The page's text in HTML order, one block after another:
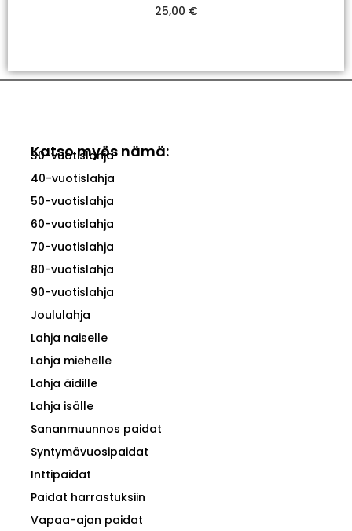
25,00 €
Katso myös nämä:
30-vuotislahja
40-vuotislahja
50-vuotislahja
60-vuotislahja
70-vuotislahja
80-vuotislahja
90-vuotislahja
Joululahja
Lahja naiselle
Lahja miehelle
Lahja äidille
Lahja isälle
Sananmuunnos paidat
Syntymävuosipaidat
Inttipaidat
Paidat harrastuksiin
Vapaa-ajan paidat